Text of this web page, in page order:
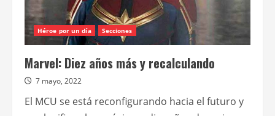
Héroe por un día Secciones
Marvel: Diez años más y recalculando
7 mayo, 2022
El MCU se está reconfigurando hacia el futuro y